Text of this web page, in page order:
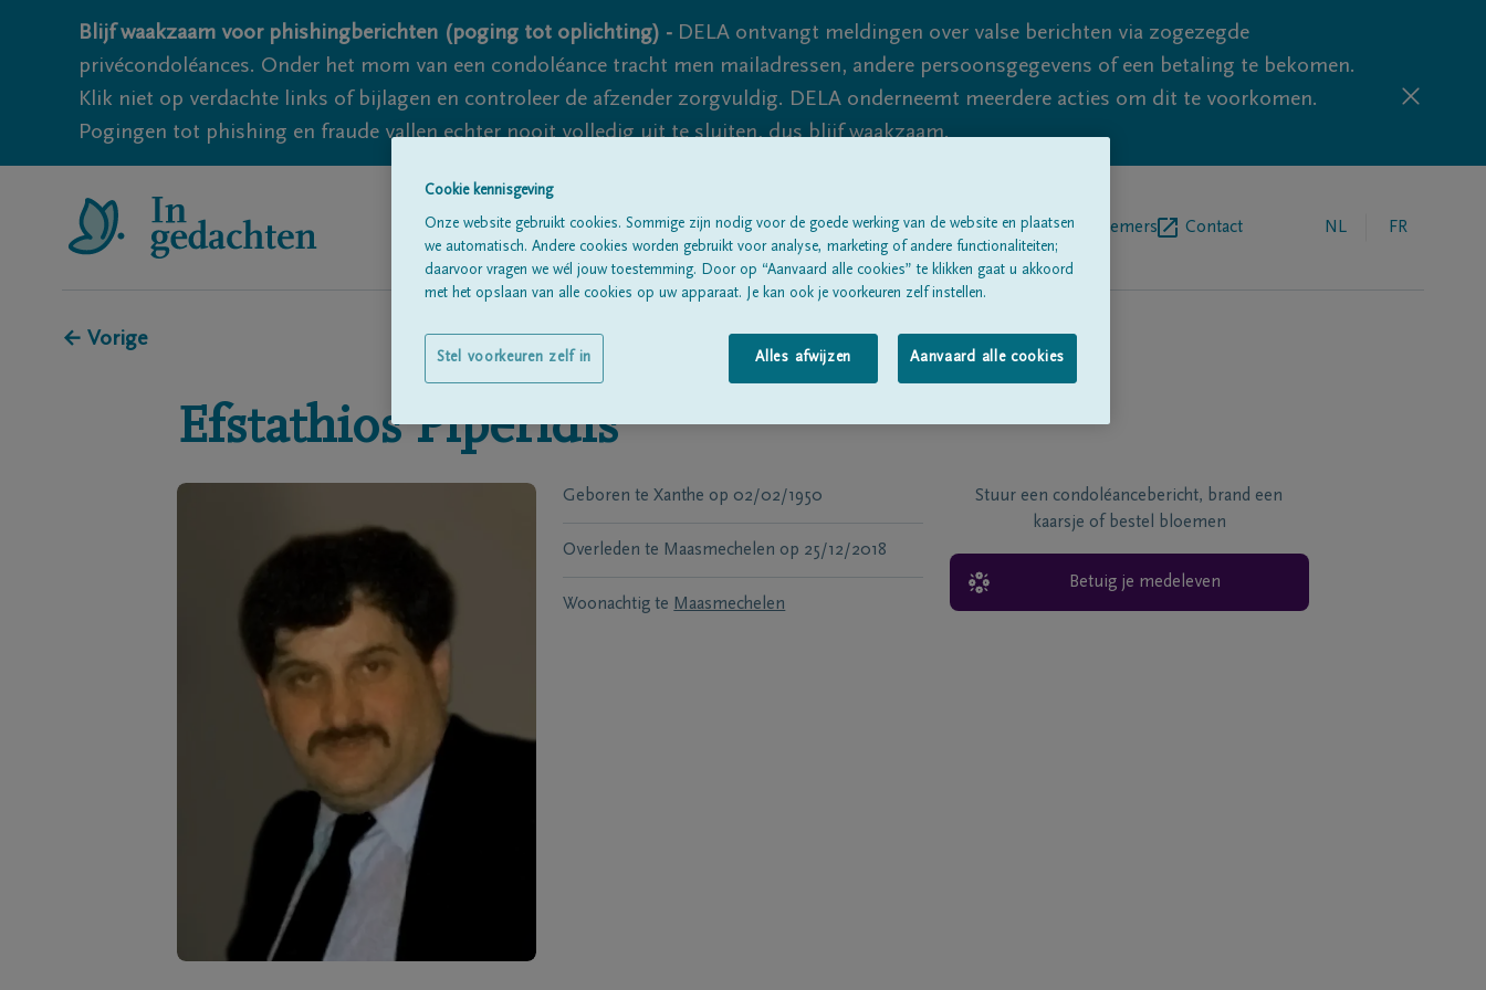
Blijf waakzaam voor phishingberichten (poging tot oplichting) - DELA ontvangt meldingen over valse berichten via zogezegde
privécondoléances. Onder het mom van een condoléance tracht men mailadressen, andere persoonsgegevens of een betaling te bekomen.
Klik niet op verdachte links of bijlagen en controleer de afzender zorgvuldig. DELA onderneemt meerdere acties om dit te voorkomen.
Pogingen tot phishing en fraude vallen echter nooit volledig uit te sluiten, dus blijf waakzaam.
Alle rouwberichtenOver onsBegrafenisondernemers Contact NL FR
← Vorige
Efstathios Piperidis
Geboren te Xanthe op 02/02/1950
Overleden te Maasmechelen op 25/12/2018
Woonachtig te Maasmechelen
Stuur een condoléancebericht, brand een
kaarsje of bestel bloemen
Betuig je medeleven
Cookie kennisgeving
Onze website gebruikt cookies. Sommige zijn nodig voor de goede werking van de website en plaatsen
we automatisch. Andere cookies worden gebruikt voor analyse, marketing of andere functionaliteiten;
daarvoor vragen we wél jouw toestemming. Door op “Aanvaard alle cookies” te klikken gaat u akkoord
met het opslaan van alle cookies op uw apparaat. Je kan ook je voorkeuren zelf instellen.
Alles afwijzen Aanvaard alle cookies
Stel voorkeuren zelf in